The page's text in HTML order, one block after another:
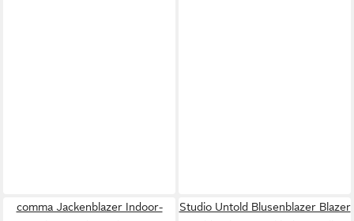
comma Jackenblazer Indoor-
Studio Untold Blusenblazer Blazer